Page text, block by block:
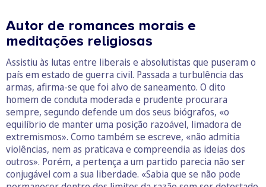
Autor de romances morais e
meditações religiosas
Assistiu às lutas entre liberais e absolutistas que puseram o
país em estado de guerra civil. Passada a turbulência das
armas, afirma-se que foi alvo de saneamento. O dito
homem de conduta moderada e prudente procurara
sempre, segundo defende um dos seus biógrafos, «o
equilíbrio de manter uma posição razoável, limadora de
extremismos». Como também se escreve, «não admitia
violências, nem as praticava e compreendia as ideias dos
outros». Porém, a pertença a um partido parecia não ser
conjugável com a sua liberdade. «Sabia que se não pode